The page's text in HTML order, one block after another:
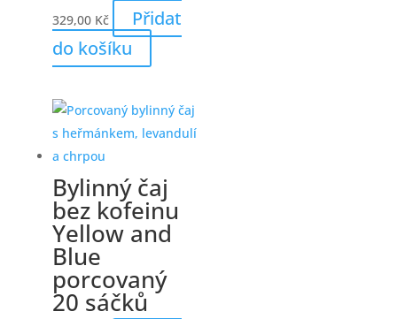
329,00 Kč
Přidat
do košíku
Bylinný čaj
bez kofeinu
Yellow and
Blue
porcovaný
20 sáčků